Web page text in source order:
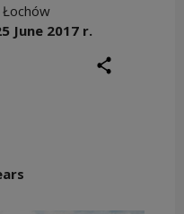
Łochów
June 2017r.